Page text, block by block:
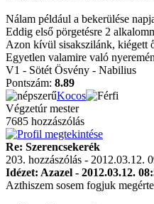
Nálam például a bekerülése
Eddig első pörgetésre 2
Azon kívül sisakszilánk, kiégett
Egyetlen valamire való
V1 - Sötét Ösvény - Nabilius
Pontszám: 8.89
Kocos
Végzetúr mester
7685 hozzászólás
Re: Szerencsekerék
203. hozzászólás - 2012.03.12.
Idézet: Azazel - 2012.03.12.
Azthiszem sosem fogjuk